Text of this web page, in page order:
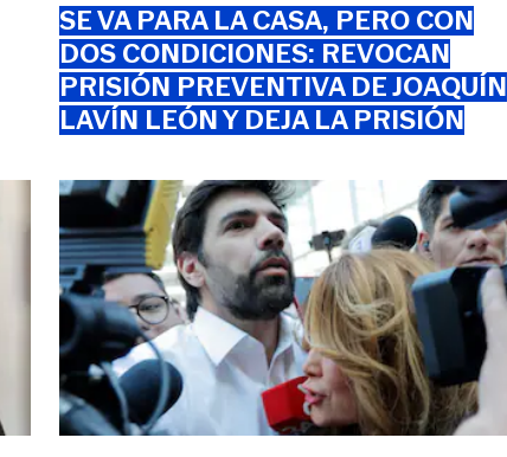
SE VA PARA LA CASA, PERO CON
DOS CONDICIONES: REVOCAN
PRISIÓN PREVENTIVA DE JOAQUÍN
LAVÍN LEÓN Y DEJA LA PRISIÓN